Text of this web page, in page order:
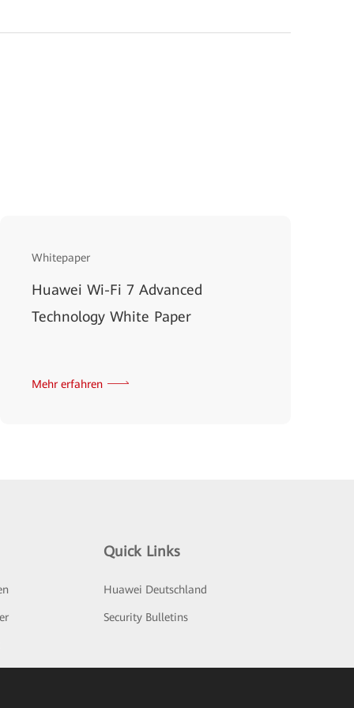
Whitepaper
Huawei Wi-Fi 7 Advanced
Technology White Paper
Mehr erfahren
Quick Links
Huawei Deutschland
Security Bulletins